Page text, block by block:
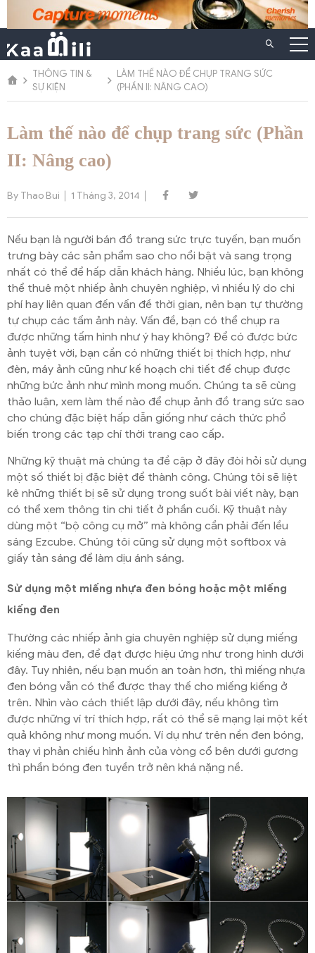
Chuyển
dung
THÔNG TIN &
SỰ KIỆN
LÀM THẾ NÀO ĐỂ CHỤP TRANG SỨC
(PHẦN II: NÂNG CAO)
Làm thế nào để chụp trang sức (Phần
II: Nâng cao)
By Thao Bui 1 Tháng 3, 2014
Nếu bạn là người bán đồ trang sức trực tuyến, bạn muốn
trưng bày các sản phẩm sao cho nổi bật và sang trọng
nhất có thể để hấp dẫn khách hàng. Nhiều lúc, bạn không
thể thuê một nhiếp ảnh chuyên nghiệp, vì nhiều lý do chi
phí hay liên quan đến vấn đề thời gian, nên bạn tự thường
tự chụp các tấm ảnh này. Vấn đề, bạn có thể chụp ra
được những tấm hình như ý hay không? Để có được bức
ảnh tuyệt vời, bạn cần có những thiết bị thích hợp, như
đèn, máy ảnh cũng như kế hoạch chi tiết để chụp được
những bức ảnh như mình mong muốn. Chúng ta sẽ cùng
thảo luận, xem làm thế nào để chụp ảnh đồ trang sức sao
cho chúng đặc biệt hấp dẫn giống như cách thức phổ
biến trong các tạp chí thời trang cao cấp.
Những kỹ thuật mà chúng ta đề cập ở đây đòi hỏi sử dụng
một số thiết bị đặc biệt để thành công. Chúng tôi sẽ liệt
kê những thiết bị sẽ sử dụng trong suốt bài viết này, bạn
có thể xem thông tin chi tiết ở phần cuối. Kỹ thuật này
dùng một “bộ công cụ mở” mà không cần phải đến lều
sáng Ezcube. Chúng tôi cũng sử dụng một softbox và
giấy tản sáng để làm dịu ánh sáng.
Sử dụng một miếng nhựa đen bóng hoặc một miếng
kiếng đen
Thường các nhiếp ảnh gia chuyên nghiệp sử dụng miếng
kiếng màu đen, để đạt được hiệu ứng như trong hình dưới
đây. Tuy nhiên, nếu bạn muốn an toàn hơn, thì miếng nhựa
đen bóng vẫn có thể được thay thế cho miếng kiếng ở
trên. Nhìn vào cách thiết lập dưới đây, nếu không tìm
được những ví trí thích hợp, rất có thể sẽ mạng lại một kết
quả không như mong muốn. Ví dụ như trên nền đen bóng,
thay vì phản chiếu hình ảnh của vòng cổ bên dưới gương
thì phần bóng đen tuyền trở nên khá nặng nề.